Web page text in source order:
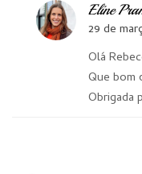
Eline
29 de
Olá
Que bom
Obrigada